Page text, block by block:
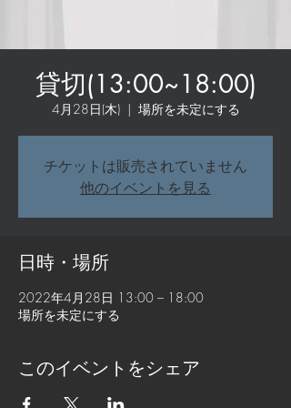
貸切(13:00~18:00)
4月28日(木)
  |
場所を未定にする
チケットは販売されていません
他のイベントを見る
日時・場所
2022年4月28日 13:00 – 18:00
場所を未定にする
このイベントをシェア